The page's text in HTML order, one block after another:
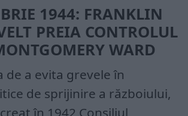
1944: FRANKLIN
PREIA CONTROLUL
WARD
de a evita grevele în
de sprijinire a războiului,
în 1942 Consiliul